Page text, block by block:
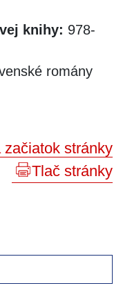
knihy: 978-
romány
začiatok stránky
Tlač stránky